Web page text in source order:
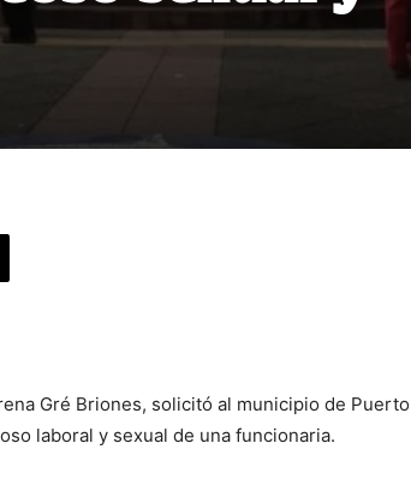
Gré Briones, solicitó al municipio de Puerto
laboral y sexual de una funcionaria.